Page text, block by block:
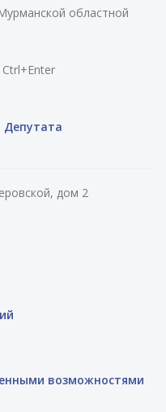
областной
Депутата
дом 2
возможностями